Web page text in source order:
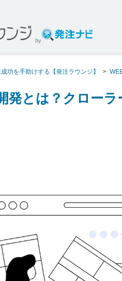
by
功を手助けする【発注ラウンジ】 >
発とは？クロー